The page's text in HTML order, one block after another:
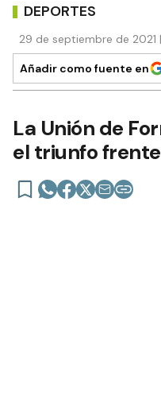
DEPORTES
29 de septiembre de
Añadir como fuente en
La Unión de
el triunfo